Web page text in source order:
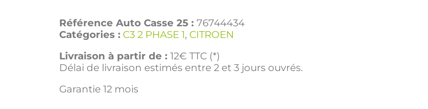
Référence Auto Casse 25 : 76744434
Catégories : C3 2 PHASE 1, CITROEN
Livraison à partir de : 12€ TTC (*)
Délai de livraison estimés entre 2 et 3 jours ouvrés.
Garantie 12 mois